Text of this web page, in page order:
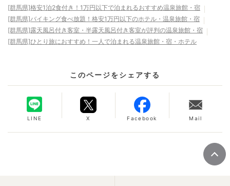
[群馬県]格安1泊2食付き！1万円以下で泊まれるおすすめ温泉旅館・宿
[群馬県]バイキング食べ放題！格安1万円以下のホテル・温泉旅館・宿
[群馬県]露天風呂付き客室・半露天風呂付き客室が評判の温泉旅館・宿
[群馬県]ひとり旅におすすめ！一人で泊まれる温泉旅館・宿・ホテル
このページをシェアする
LINE X Facebook Mail